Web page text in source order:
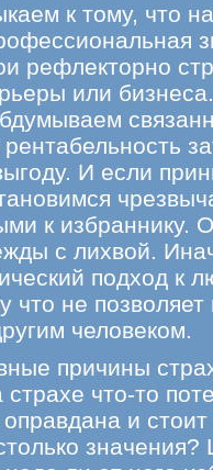
к тому, что
рефлекторно
или
И если
к избраннику.
с лихвой.
подход к
что не
человеком.
причины
что-то
и